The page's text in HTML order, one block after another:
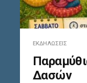
ΕΚΔΗΛΏΣΕΙΣ
Δασών